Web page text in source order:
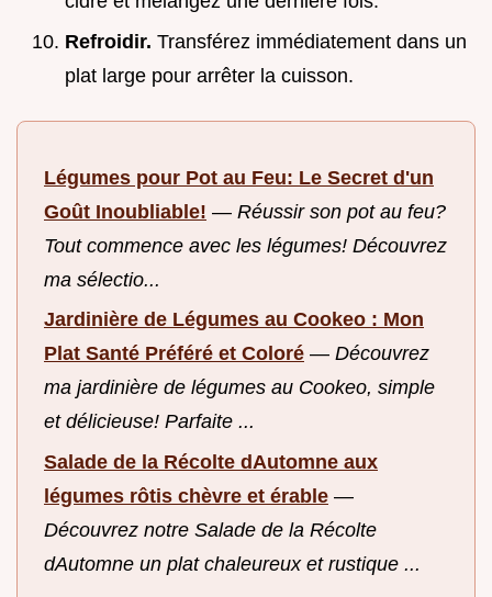
Refroidir. Transférez immédiatement dans un
plat large pour arrêter la cuisson.
Légumes pour Pot au Feu: Le Secret d'un
Goût Inoubliable! — Réussir son pot au feu?
Tout commence avec les légumes! Découvrez
ma sélectio...
Jardinière de Légumes au Cookeo : Mon
Plat Santé Préféré et Coloré — Découvrez
ma jardinière de légumes au Cookeo, simple
et délicieuse! Parfaite ...
Salade de la Récolte dAutomne aux
légumes rôtis chèvre et érable —
Découvrez notre Salade de la Récolte
dAutomne un plat chaleureux et rustique ...